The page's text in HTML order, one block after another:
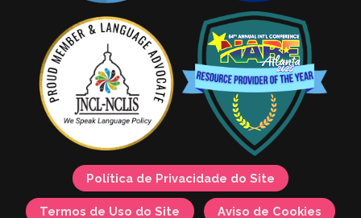
Política de Privacidade do Site
Termos de Uso do Site Aviso de Cookies